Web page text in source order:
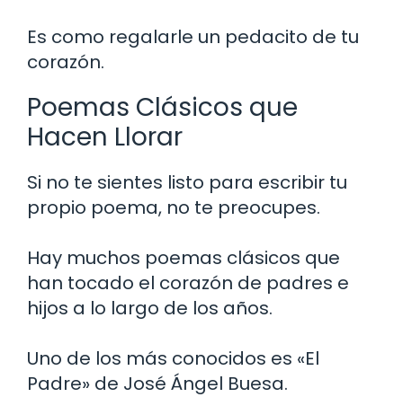
Es como regalarle un pedacito de tu
corazón.
Poemas Clásicos que
Hacen Llorar
Si no te sientes listo para escribir tu
propio poema, no te preocupes.
Hay muchos poemas clásicos que
han tocado el corazón de padres e
hijos a lo largo de los años.
Uno de los más conocidos es «El
Padre» de José Ángel Buesa.